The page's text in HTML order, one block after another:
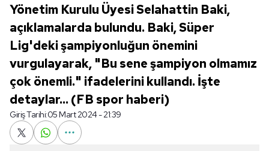
Yönetim Kurulu Üyesi Selahattin Baki,
açıklamalarda bulundu. Baki, Süper
Lig'deki şampiyonluğun önemini
vurgulayarak, "Bu sene şampiyon olmamız
çok önemli." ifadelerini kullandı. İşte
detaylar... (FB spor haberi)
Giriş Tarihi:05 Mart 2024 - 21:39